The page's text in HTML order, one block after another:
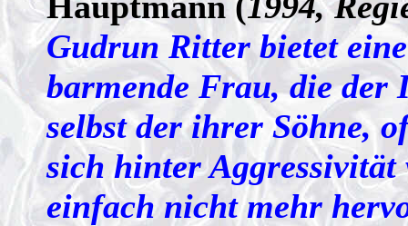
Gudrun Ritter bietet
barmende Frau, die
selbst der ihrer Söhne,
sich hinter
einfach nicht mehr